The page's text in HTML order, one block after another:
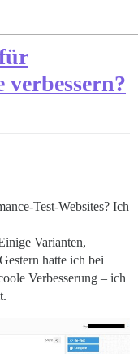
Test-Websites? Ich
Varianten,
hatte ich bei
Verbesserung – ich